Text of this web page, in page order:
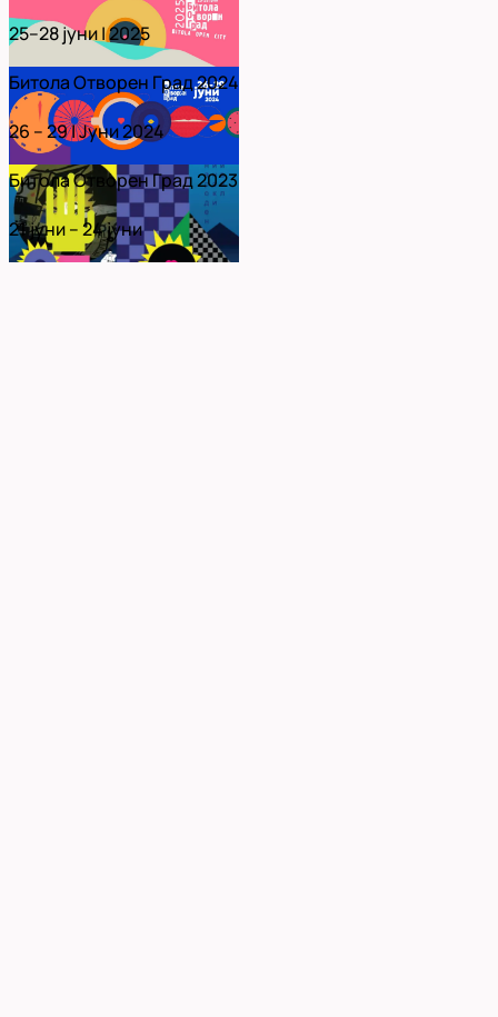
25–28 јуни | 2025
Битола Отворен Град 2024
26 – 29 | Јуни 2024
Битола Отворен Град 2023
21 јуни – 24 јуни